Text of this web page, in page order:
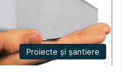
Proiecte și șantiere